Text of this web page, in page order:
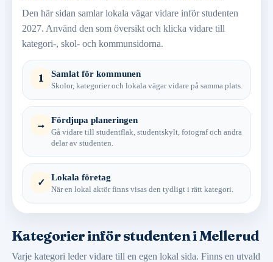
Den här sidan samlar lokala vägar vidare inför studenten
2027. Använd den som översikt och klicka vidare till
kategori-, skol- och kommunsidorna.
1 Samlat för kommunen
Skolor, kategorier och lokala vägar vidare på samma plats.
→ Fördjupa planeringen
Gå vidare till studentflak, studentskylt, fotograf och andra
delar av studenten.
✓ Lokala företag
När en lokal aktör finns visas den tydligt i rätt kategori.
Kategorier inför studenten i Mellerud
Varje kategori leder vidare till en egen lokal sida. Finns en utvald